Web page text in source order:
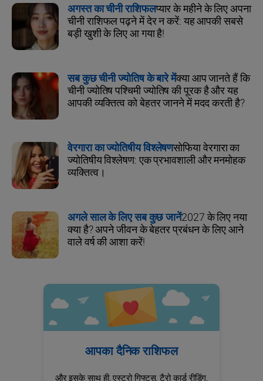
अगस्त का चीनी राशिफलप्यार के महीने के लिए अपना
चीनी राशिफल पढ़ने में देर न करें: यह आपकी सबसे
बड़ी खुशी के लिए आ गया है!
सब कुछ चीनी ज्योतिष के बारे मेंक्या आप जानते हैं कि
चीनी ज्योतिष पश्चिमी ज्योतिष की पूरक है और यह
आपकी व्यक्तित्व को बेहतर जानने में मदद करती है?
वेरगारा का ज्योतिषीय विश्लेषणसोफिया वेरगारा का
ज्योतिषीय विश्लेषण: एक प्रभावशाली और मनमोहक
व्यक्तित्व।
अगले साल के लिए सब कुछ जानें2027 के लिए नया
क्या है? अपने जीवन के बेहतर प्रबंधन के लिए आने
वाले वर्ष की आशा करें!
आपका दैनिक राशिफल
और इसके साथ ही, एस्ट्रो गिफ्ट्स, टैरो कार्ड रीडिंग,